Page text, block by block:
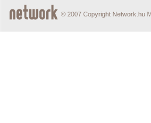
© 2007 Copyright Network.hu